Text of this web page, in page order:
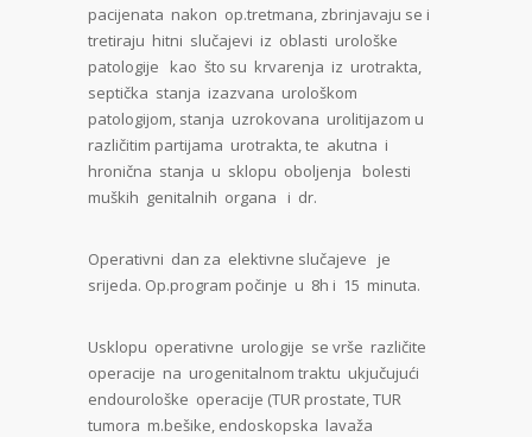
pacijenata nakon op.tretmana, zbrinjavaju se i
tretiraju hitni slučajevi iz oblasti urološke
patologije kao što su krvarenja iz urotrakta,
septička stanja izazvana urološkom
patologijom, stanja uzrokovana urolitijazom u
različitim partijama urotrakta, te akutna i
hronična stanja u sklopu oboljenja bolesti
muških genitalnih organa i dr.
Operativni dan za elektivne slučajeve je
srijeda. Op.program počinje u 8h i 15 minuta.
Usklopu operativne urologije se vrše različite
operacije na urogenitalnom traktu ukjučujući
endourološke operacije (TUR prostate, TUR
tumora m.bešike, endoskopska lavaža